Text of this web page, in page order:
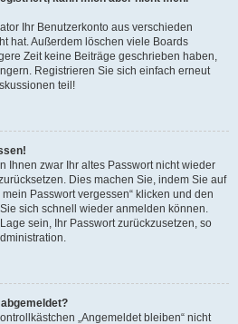
Ihr Benutzerkonto aus verschieden
hat. Außerdem löschen viele Boards
Zeit keine Beiträge geschrieben haben,
Registrieren Sie sich einfach erneut
teil!
Ihnen zwar Ihr altes Passwort nicht wieder
Dies machen Sie, indem Sie auf
Passwort vergessen“ klicken und den
sich schnell wieder anmelden können.
sein, Ihr Passwort zurückzusetzen, so
„Angemeldet bleiben“ nicht